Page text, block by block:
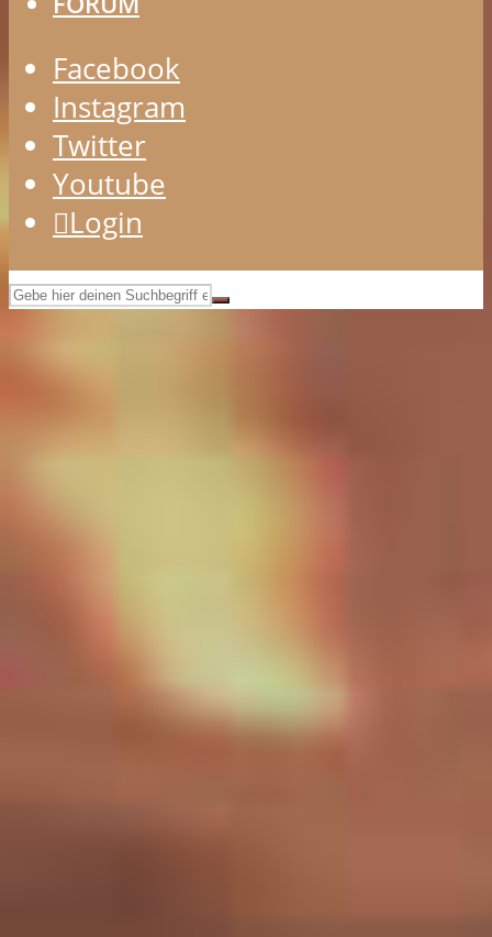
Facebook
Instagram
Twitter
Youtube
Login